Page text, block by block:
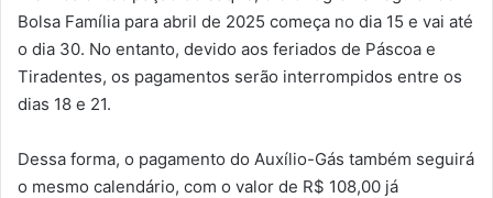
Bolsa Família para abril de 2025 começa no dia 15 e vai até
o dia 30. No entanto, devido aos feriados de Páscoa e
Tiradentes, os pagamentos serão interrompidos entre os
dias 18 e 21.
Dessa forma, o pagamento do Auxílio-Gás também seguirá
o mesmo calendário, com o valor de R$ 108,00 já